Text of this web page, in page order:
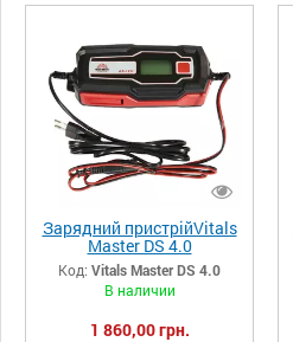
Зарядний пристрійVitals
Master DS 4.0
Код: Vitals Master DS 4.0
В наличии
1 860,00 грн.